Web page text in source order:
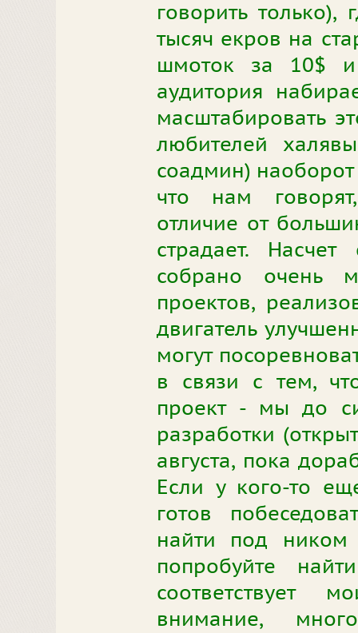
говорить только),
тысяч екров на
шмоток за 10$
аудитория
масштабировать
любителей
соадмин)
что нам
отличие от
страдает.
собрано очень
проектов,
двигатель
могут
в связи с тем,
проект - мы до
разработки
августа, пока
Если у кого-то
готов
найти под ником
попробуйте
соответствует
внимание,